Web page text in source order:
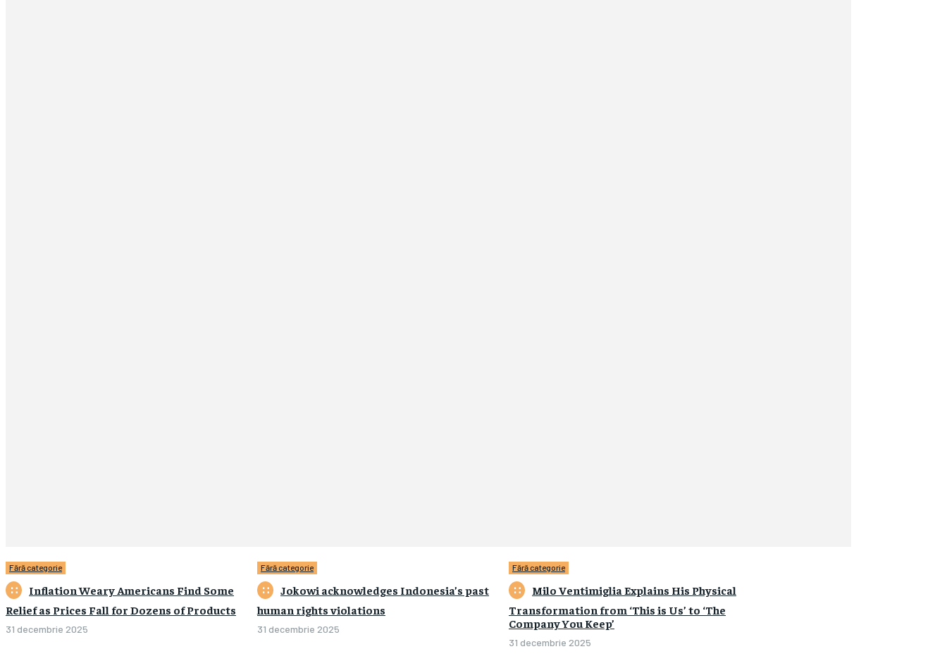
Fără categorie
Inflation Weary Americans Find Some
Relief as Prices Fall for Dozens of Products
31 decembrie 2025
Fără categorie
Jokowi acknowledges Indonesia’s past
human rights violations
31 decembrie 2025
Fără categorie
Milo Ventimiglia Explains His Physical
Transformation from ‘This is Us’ to ‘The
Company You Keep’
31 decembrie 2025